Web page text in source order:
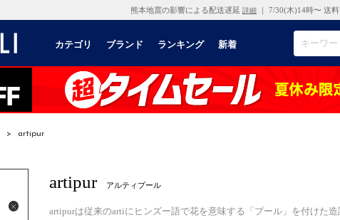
熊本地震の影響による配送遅延 詳細 ｜ 7/30(木)14時〜 送
カテゴリ ブランド ランキング 新着
> artipur
artipur アルティプール
artipurは従来のartiにヒンズー語で花を意味する「プール」を付けた